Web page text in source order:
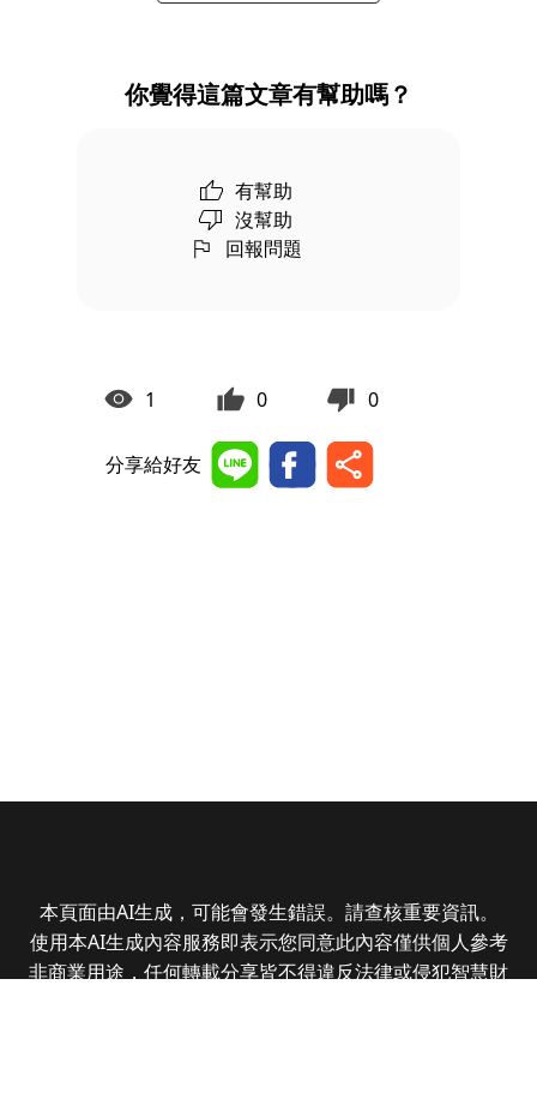
你覺得這篇文章有幫助嗎？
有幫助
沒幫助
回報問題
1 0 0
分享給好友
本頁面由AI生成，可能會發生錯誤。請查核重要資訊。
使用本AI生成內容服務即表示您同意此內容僅供個人參考
非商業用途，任何轉載分享皆不得違反法律或侵犯智慧財